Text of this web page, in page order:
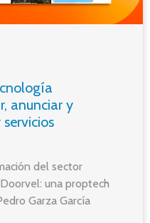
anunciar y
del sector
una proptech
Garza García